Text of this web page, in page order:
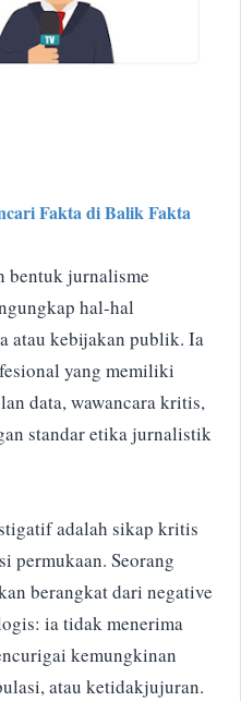
Fakta di Balik Fakta
bentuk jurnalisme
hal-hal
atau kebijakan publik. Ia
yang memiliki
data, wawancara kritis,
standar etika jurnalistik
adalah sikap kritis
permukaan. Seorang
berangkat dari negative
ia tidak menerima
kemungkinan
atau ketidakjujuran.